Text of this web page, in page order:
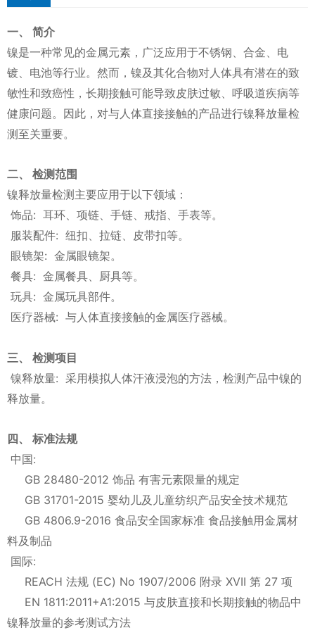
一、 简介
镍是一种常见的金属元素，广泛应用于不锈钢、合金、电
镀、电池等行业。然而，镍及其化合物对人体具有潜在的致
敏性和致癌性，长期接触可能导致皮肤过敏、呼吸道疾病等
健康问题。因此，对与人体直接接触的产品进行镍释放量检
测至关重要。
二、 检测范围
镍释放量检测主要应用于以下领域：
饰品: 耳环、项链、手链、戒指、手表等。
服装配件: 纽扣、拉链、皮带扣等。
眼镜架: 金属眼镜架。
餐具: 金属餐具、厨具等。
玩具: 金属玩具部件。
医疗器械: 与人体直接接触的金属医疗器械。
三、 检测项目
镍释放量: 采用模拟人体汗液浸泡的方法，检测产品中镍的
释放量。
四、 标准法规
中国:
GB 28480-2012 饰品 有害元素限量的规定
GB 31701-2015 婴幼儿及儿童纺织产品安全技术规范
GB 4806.9-2016 食品安全国家标准 食品接触用金属材
料及制品
国际:
REACH 法规 (EC) No 1907/2006 附录 XVII 第 27 项
EN 1811:2011+A1:2015 与皮肤直接和长期接触的物品中
镍释放量的参考测试方法